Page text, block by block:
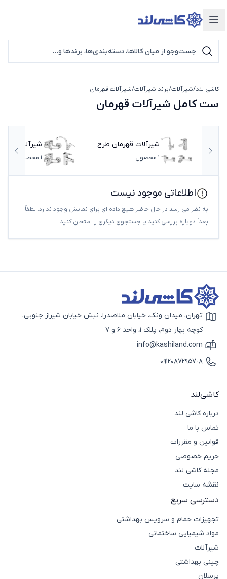
دسته‌بندی محصولات
کاشی لند/شیرآلات/برند شیرآلات/شیرآلات قهرمان
ست کامل شیرآلات قهرمان
اسلاید قبلی
شیرآلات قهرمان طرح
فلت رویال1محصول
شیرآلات
ایتالیایی1محصول
اطلاعاتی موجود نیست
به نظر می رسد در حال حاضر هیچ داده ای برای نمایش وجود ندارد. لطفاً
بعداً دوباره بررسی کنید یا جستجوی دیگری را امتحان کنید.
آیکون نقشه
تهران، میدان ونک، خیابان ملاصدرا، نبش خیابان شیراز جنوبی،
کوچه بهار دوم، پلاک 1، واحد 6 و 7
آیکون ایمیل
info@kashiland.com
آیکون تماس
09120872957-8
کاشی‌لند
درباره کاشی لند
تماس با ما
قوانین و مقررات
حریم خصوصی
مجله کاشی لند
نقشه سایت
دسترسی سریع
تجهیزات حمام و سرویس بهداشتی
مواد شیمیایی ساختمانی
شیرآلات
چینی بهداشتی
پرسلان